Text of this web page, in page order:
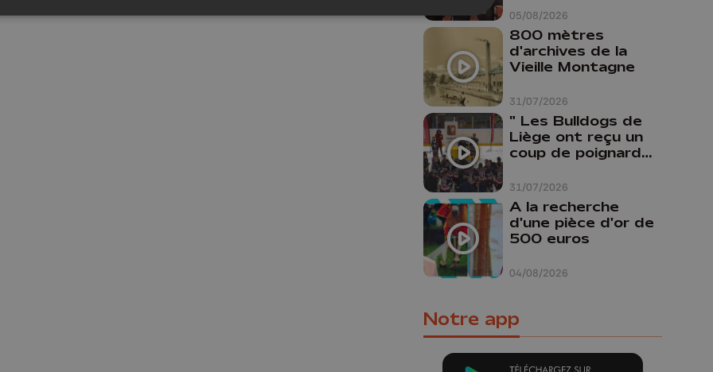
05/08/2026
Liège
31/07/2026
800 mètres
d'archives de la
Vieille Montagne
31/07/2026
" Les Bulldogs de
Liège ont reçu un
coup de poignard
04/08/2026
A la recherche
d'une pièce d'or de
500 euros
Notre app